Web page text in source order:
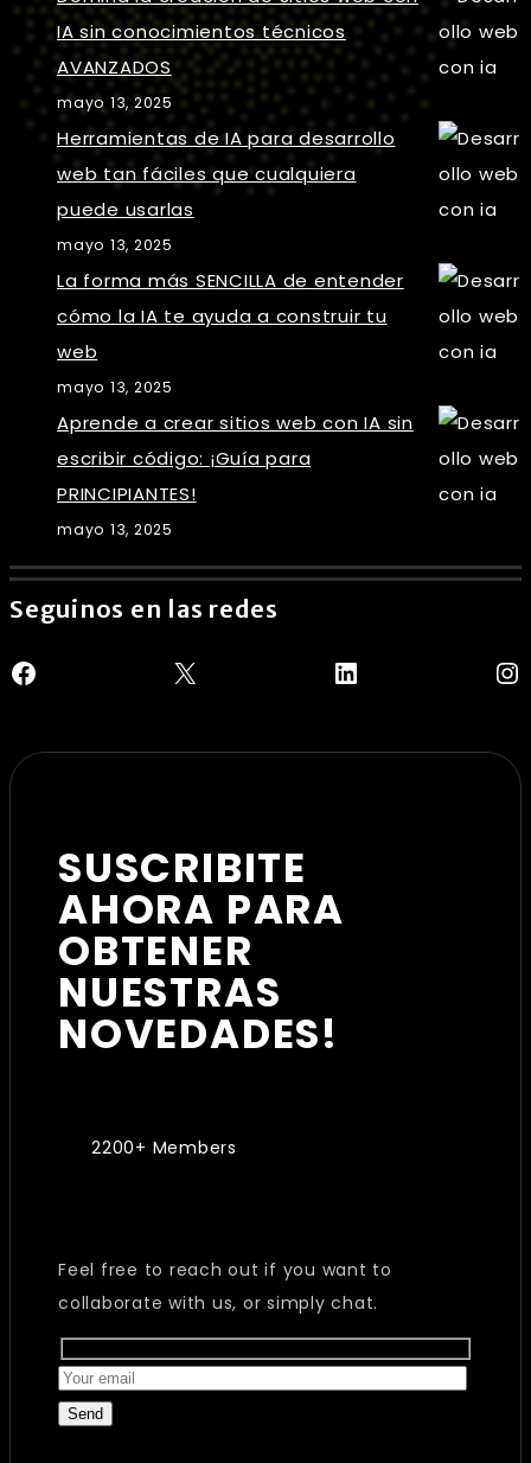
IA sin conocimientos técnicos
AVANZADOS
mayo 13, 2025
Herramientas de IA para desarrollo
web tan fáciles que cualquiera
puede usarlas
mayo 13, 2025
La forma más SENCILLA de entender
cómo la IA te ayuda a construir tu
web
mayo 13, 2025
Aprende a crear sitios web con IA sin
escribir código: ¡Guía para
PRINCIPIANTES!
mayo 13, 2025
Seguinos en las redes
Facebook X LinkedIn
SUSCRIBITE
AHORA PARA
OBTENER
NUESTRAS
NOVEDADES!
2200+ Members
Feel free to reach out if you want to
collaborate with us, or simply chat.
Send